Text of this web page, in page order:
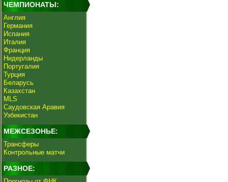
ЧЕМПИОНАТЫ:
Англия
Германия
Испания
Италия
Франция
Нидерланды
Португалия
Турция
Беларусь
Казахстан
MLS
Саудовская Аравия
Узбекистан
МЕЖСЕЗОНЬЕ:
Трансферы
Контрольные матчи
РАЗНОЕ: